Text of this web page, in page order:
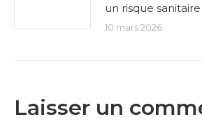
un risque sanitaire
10 mars 2026
Laisser un